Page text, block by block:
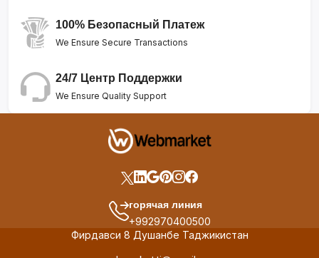
100% Безопасный Платеж
We Ensure Secure Transactions
24/7 Центр Поддержки
We Ensure Quality Support
горячая линия
+992970400500
Фирдавси 8 Душанбе Таджикистан